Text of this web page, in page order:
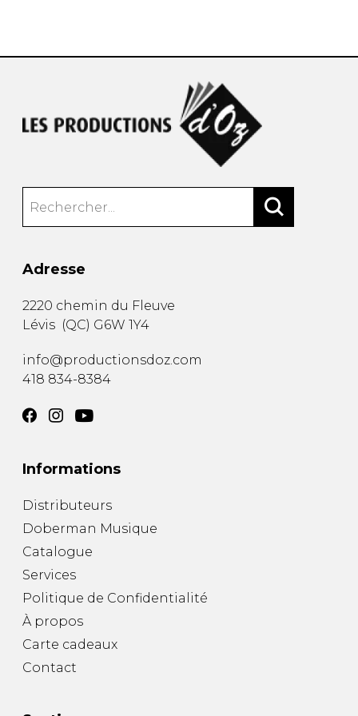
Adresse
2220 chemin du Fleuve
Lévis (QC) G6W 1Y4
info@productionsdoz.com
418 834-8384
Informations
Distributeurs
Doberman Musique
Catalogue
Services
Politique de Confidentialité
À propos
Carte cadeaux
Contact